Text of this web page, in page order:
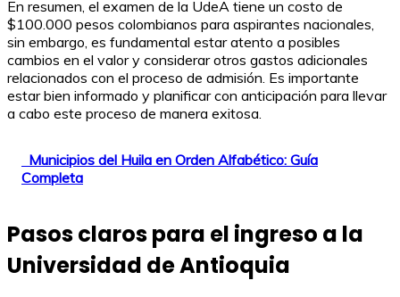
En resumen, el examen de la UdeA tiene un costo de
$100.000 pesos colombianos para aspirantes nacionales,
sin embargo, es fundamental estar atento a posibles
cambios en el valor y considerar otros gastos adicionales
relacionados con el proceso de admisión. Es importante
estar bien informado y planificar con anticipación para llevar
a cabo este proceso de manera exitosa.
Municipios del Huila en Orden Alfabético: Guía
Completa
Pasos claros para el ingreso a la
Universidad de Antioquia